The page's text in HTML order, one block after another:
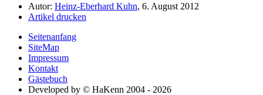
Autor: Heinz-Eberhard Kuhn, 6. August 2012
Artikel drucken
Seitenanfang
SiteMap
Impressum
Kontakt
Gästebuch
Developed by © HaKenn 2004 - 2026